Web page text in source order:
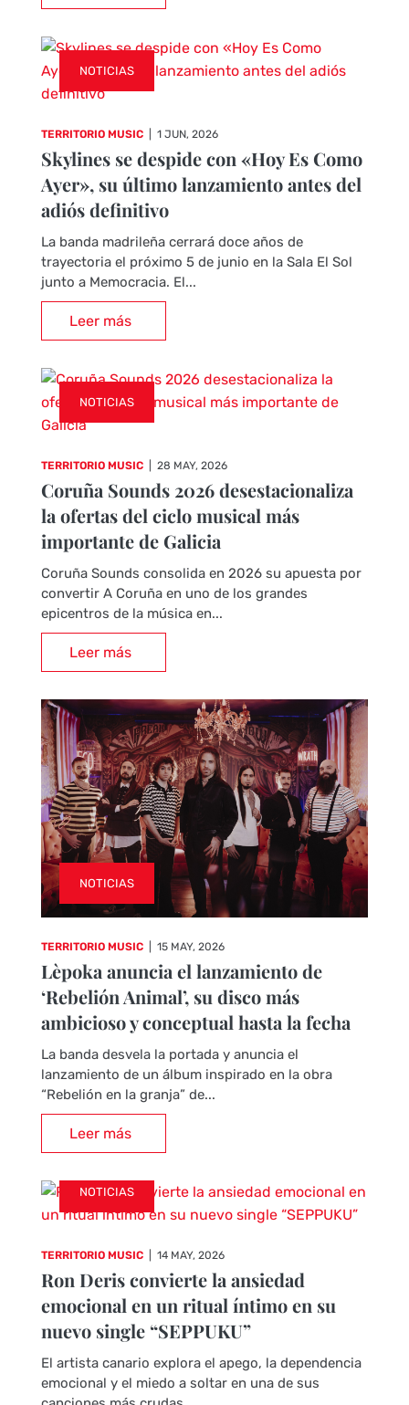
NOTICIAS
TERRITORIO MUSIC 1 JUN, 2026
Skylines se despide con «Hoy Es Como
Ayer», su último lanzamiento antes del
adiós definitivo
La banda madrileña cerrará doce años de
trayectoria el próximo 5 de junio en la Sala El Sol
junto a Memocracia. El...
Leer más
NOTICIAS
TERRITORIO MUSIC 28 MAY, 2026
Coruña Sounds 2026 desestacionaliza
la ofertas del ciclo musical más
importante de Galicia
Coruña Sounds consolida en 2026 su apuesta por
convertir A Coruña en uno de los grandes
epicentros de la música en...
Leer más
NOTICIAS
TERRITORIO MUSIC 15 MAY, 2026
Lèpoka anuncia el lanzamiento de
‘Rebelión Animal’, su disco más
ambicioso y conceptual hasta la fecha
La banda desvela la portada y anuncia el
lanzamiento de un álbum inspirado en la obra
“Rebelión en la granja” de...
Leer más
NOTICIAS
TERRITORIO MUSIC 14 MAY, 2026
Ron Deris convierte la ansiedad
emocional en un ritual íntimo en su
nuevo single “SEPPUKU”
El artista canario explora el apego, la dependencia
emocional y el miedo a soltar en una de sus